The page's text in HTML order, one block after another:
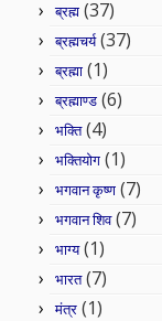
ब्रह्म (37)
ब्रह्मचर्य(37)
ब्रह्मा (1)
ब्रह्माण्ड (6)
भक्ति(4)
भक्तियोग (1)
भगवान कृष्ण (7)
भगवान शिव(7)
भाग्य(1)
भारत(7)
मंत्र (1)